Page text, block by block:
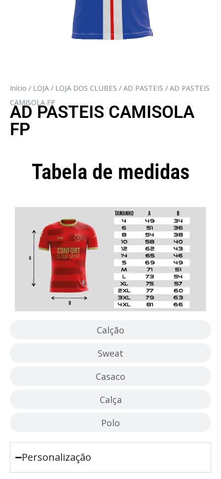
Início / LOJA / LOJA DOS CLUBES / AD PASTEIS / AD PASTEIS
CAMISOLA FP
AD PASTEIS CAMISOLA
FP
Tabela de medidas
Calção
Sweat
Casaco
Calça
Polo
Personalização